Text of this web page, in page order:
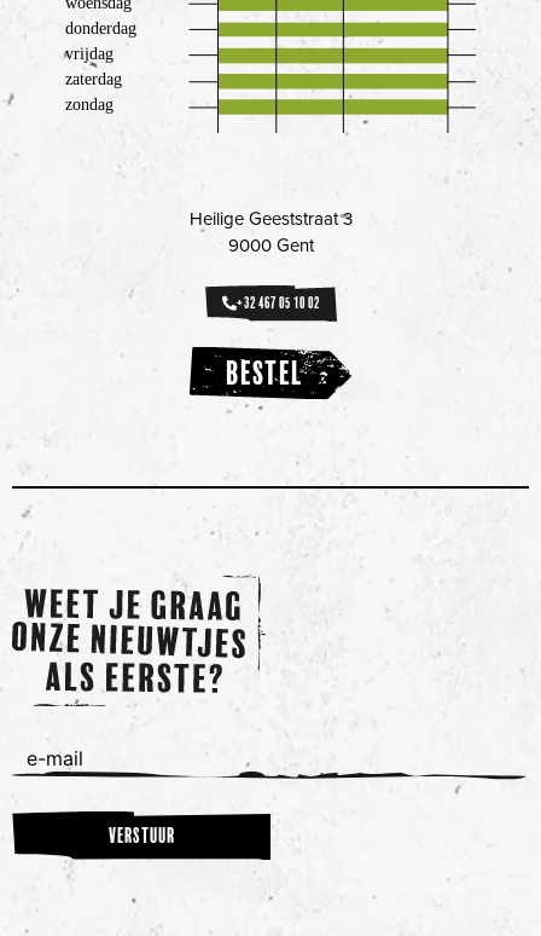
Heilige Geeststraat 3
9000 Gent
+32 467 05 10 02
BESTEL
mail
VERSTUUR